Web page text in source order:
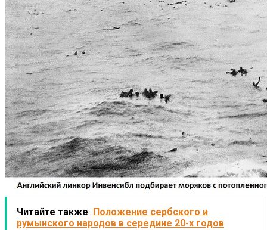
Читайте также
Положение сербского и
румынского народов в середине 20-х годов